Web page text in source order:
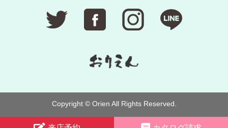
Copyright © Orien All Rights Reserved.